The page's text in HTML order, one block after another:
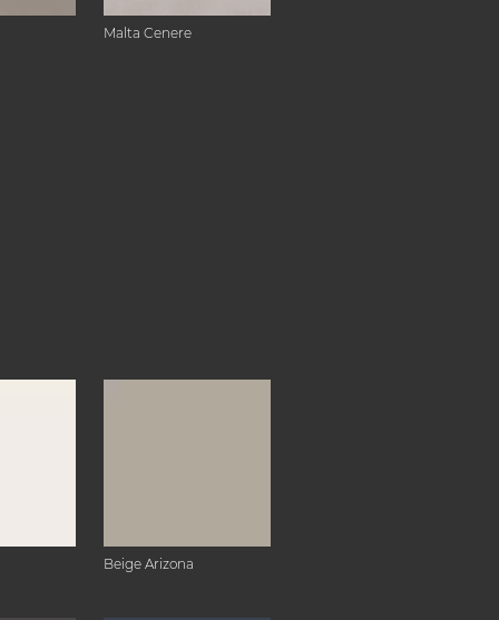
Malta Cenere
Beige Arizona